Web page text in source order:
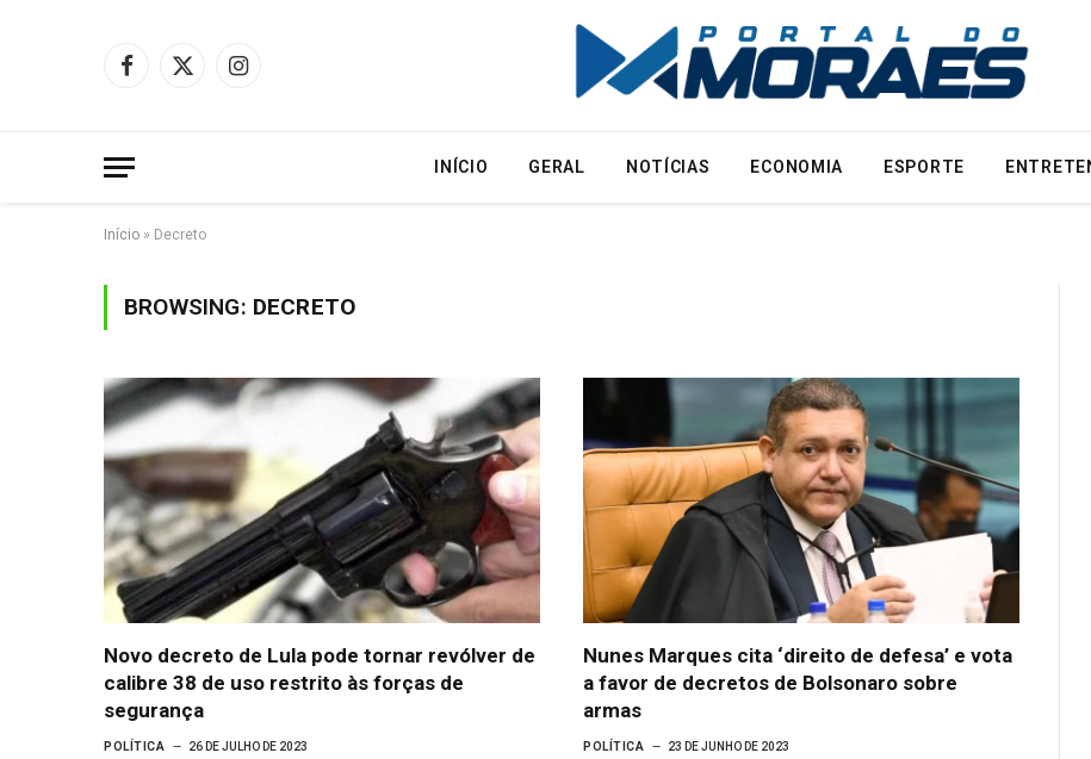
Facebook
X
Instagram
INÍCIO GERAL NOTÍCIAS ECONOMIA ESPORTE
Início » Decreto
BROWSING: DECRETO
Novo decreto de Lula pode tornar revólver de
calibre 38 de uso restrito às forças de
segurança
POLÍTICA 26 DE JULHO DE 2023
Nunes Marques cita ‘direito de defesa’ e vota
a favor de decretos de Bolsonaro sobre
armas
POLÍTICA 23 DE JUNHO DE 2023